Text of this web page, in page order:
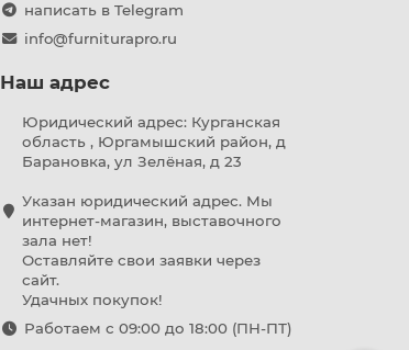
написать в Telegram
info@furniturapro.ru
Наш адрес
Юридический адрес: Курганская
область , Юргамышский район, д
Барановка, ул Зелёная, д 23
Указан юридический адрес. Мы
интернет-магазин, выставочного
зала нет!
Оставляйте свои заявки через
сайт.
Удачных покупок!
Работаем с 09:00 до 18:00 (ПН-ПТ)